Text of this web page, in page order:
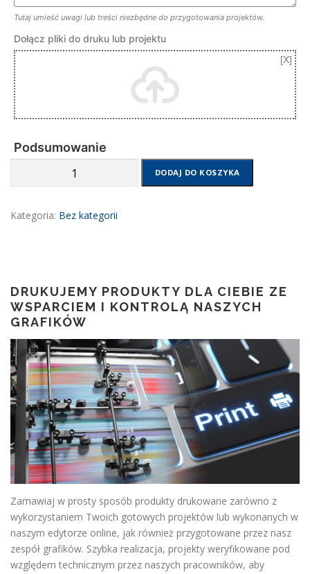
Tutaj umieść uwagi lub treści niezbędne do przygotowania projektów.
Dołącz pliki do druku lub projektu
Podsumowanie
DODAJ DO KOSZYKA
Kategoria: Bez kategorii
DRUKUJEMY PRODUKTY DLA CIEBIE ZE
WSPARCIEM I KONTROLĄ NASZYCH
GRAFIKÓW
Zamawiaj w prosty sposób produkty drukowane zarówno z
wykorzystaniem Twoich gotowych projektów lub wykonanych w
naszym edytorze online, jak również przygotowane przez nasz
zespół grafików. Szybka realizacja, projekty weryfikowane pod
względem technicznym przez naszych pracowników, aby